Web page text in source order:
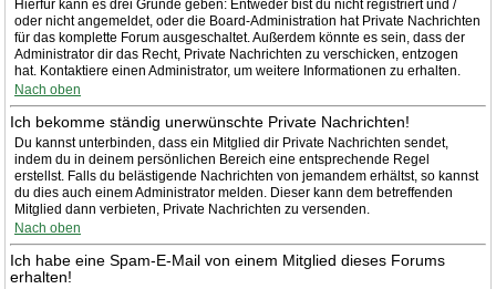
Hierfür kann es drei Gründe geben: Entweder bist du nicht registriert und /
oder nicht angemeldet, oder die Board-Administration hat Private Nachrichten
für das komplette Forum ausgeschaltet. Außerdem könnte es sein, dass der
Administrator dir das Recht, Private Nachrichten zu verschicken, entzogen
hat. Kontaktiere einen Administrator, um weitere Informationen zu erhalten.
Nach oben
Ich bekomme ständig unerwünschte Private Nachrichten!
Du kannst unterbinden, dass ein Mitglied dir Private Nachrichten sendet,
indem du in deinem persönlichen Bereich eine entsprechende Regel
erstellst. Falls du belästigende Nachrichten von jemandem erhältst, so kannst
du dies auch einem Administrator melden. Dieser kann dem betreffenden
Mitglied dann verbieten, Private Nachrichten zu versenden.
Nach oben
Ich habe eine Spam-E-Mail von einem Mitglied dieses Forums
erhalten!